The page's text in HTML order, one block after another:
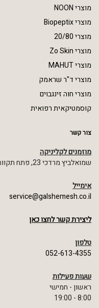
מוצרי NOON
מוצרי Biopeptix
מוצרי 20/80
מוצרי Zo Skin
מוצרי MAHUT
מוצרי ד"ר שראמק
מוצרי חוה זינגבוים
קוסמטיקאית רפואית
צור קשר
מוזמנים לקליניקה
שמואלביץ מרדכי 23, פתח תקווה
אימייל
service@galshemesh.co.il
ליצירת קשר לחצו כאן
טלפון
052-613-4355
שעות פעילות
ראשון - חמישי
8:00 - 19:00